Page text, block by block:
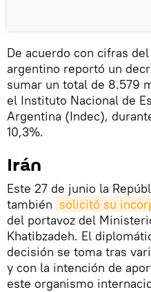
De acuerdo con cifras
argentino reportó un
sumar un total de 8.579
el Instituto Nacional de
Argentina (Indec),
10,3%.
Irán
Este 27 de junio la
también solicitó su
del portavoz del
Khatibzadeh. El
decisión se toma tras
y con la intención de
este organismo